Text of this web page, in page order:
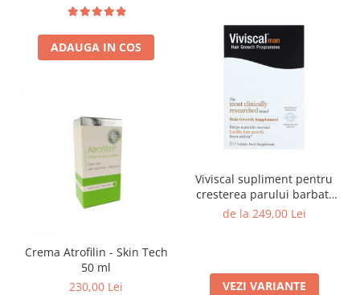
ADAUGA IN COS
Viviscal supliment pentru
cresterea parului barbati
60/180 tablete
de la 249,00 Lei
VEZI VARIANTE
Crema Atrofilin - Skin Tech
50 ml
230,00 Lei